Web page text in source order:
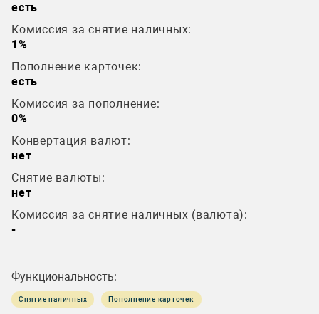
есть
Комиссия за снятие наличных:
1%
Пополнение карточек:
есть
Комиссия за пополнение:
0%
Конвертация валют:
нет
Снятие валюты:
нет
Комиссия за снятие наличных (валюта):
-
Функциональность:
Снятие наличных Пополнение карточек